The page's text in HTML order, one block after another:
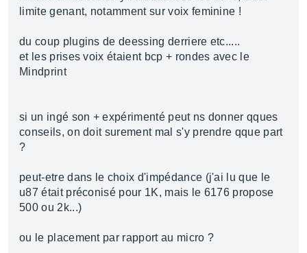
limite genant, notamment sur voix feminine !
du coup plugins de deessing derriere etc.....
et les prises voix étaient bcp + rondes avec le
Mindprint
si un ingé son + expérimenté peut ns donner qques
conseils, on doit surement mal s'y prendre qque part
?
peut-etre dans le choix d'impédance (j'ai lu que le
u87 était préconisé pour 1K, mais le 6176 propose
500 ou 2k...)
ou le placement par rapport au micro ?